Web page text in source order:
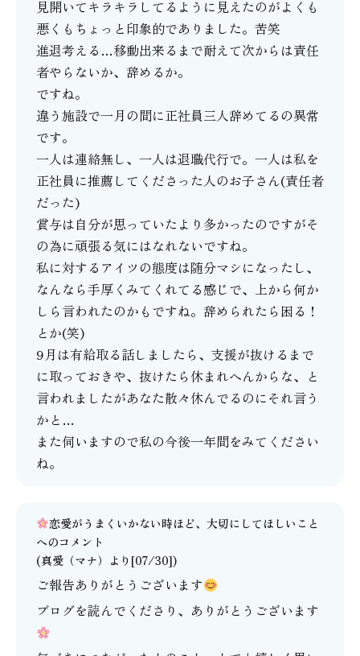
見開いてキラキラしてるように見えたのがよくも
悪くもちょっと印象的でありました。苦笑
進退考える…移動出来るまで耐えて次からは責任
者やらないか、辞めるか。
ですね。
違う施設で一月の間に正社員三人辞めてるの異常
です。
一人は連絡無し、一人は退職代行で。一人は私を
正社員に推薦してくださった人のお子さん(責任者
だった)
賞与は自分が思っていたより多かったのですがそ
の為に頑張る気にはなれないですね。
私に対するアイツの態度は随分マシになったし、
なんなら手厚くみてくれてる感じで、上から何か
しら言われたのかもですね。辞められたら困る！
とか(笑)
9月は有給取る話しましたら、支援が抜けるまで
に取っておきや、抜けたら休まれへんからな、と
言われましたがあなた散々休んでるのにそれ言う
かと…
また伺いますので私の今後一年間をみてください
ね。
恋愛がうまくいかない時ほど、大切にしてほしいこと
へのコメント
(真愛（マナ） より[07/30])
ご報告ありがとうございます
ブログを読んでくださり、ありがとうございます